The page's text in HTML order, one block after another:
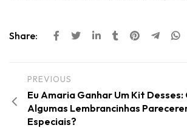
Share:
PREVIOUS
Eu Amaria Ganhar Um Kit Desses:
Algumas Lembrancinhas
Especiais?